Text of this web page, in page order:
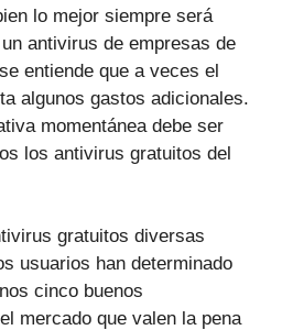
lo mejor siempre será
antivirus de empresas de
entiende que a veces el
algunos gastos adicionales.
momentánea debe ser
los antivirus gratuitos del
gratuitos diversas
usuarios han determinado
cinco buenos
mercado que valen la pena